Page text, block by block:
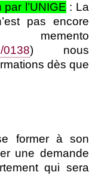
l’UNIGE : La
pas encore
0138) nous
dès que
former à son
une demande
qui sera